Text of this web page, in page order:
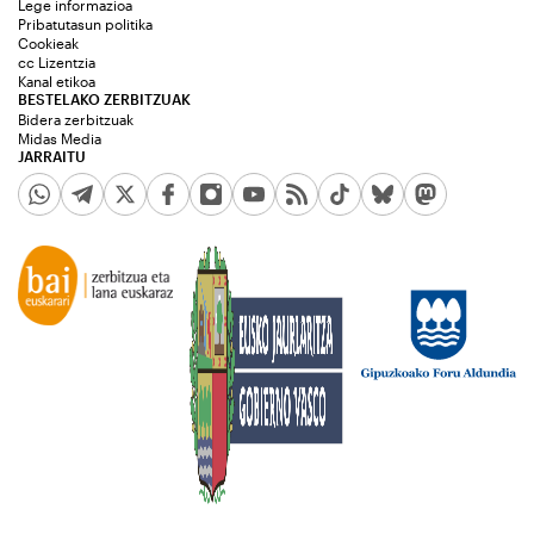
JARRAITU
Lege informazioa
Pribatutasun politika
Cookieak
cc Lizentzia
Kanal etikoa
BESTELAKO ZERBITZUAK
Bidera zerbitzuak
Midas Media